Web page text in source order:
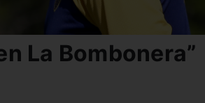
La Bombonera”